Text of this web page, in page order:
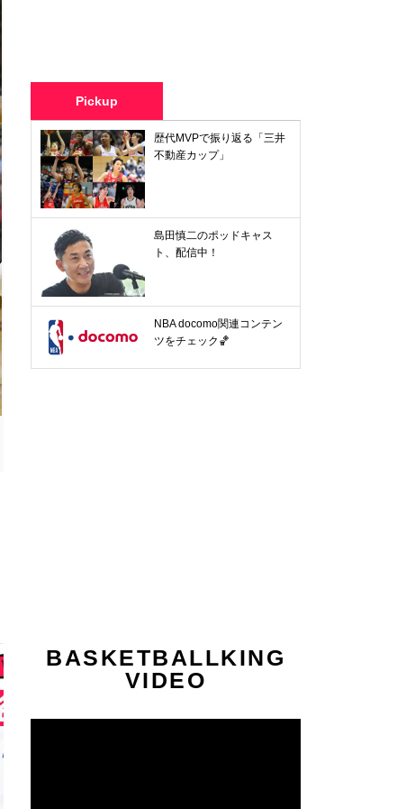
Pickup
歴代MVPで振り返る「三井
不動産カップ」
島田慎二のポッドキャス
ト、配信中！
NBA docomo関連コンテン
ツをチェック🏀
BASKETBALLKING
VIDEO